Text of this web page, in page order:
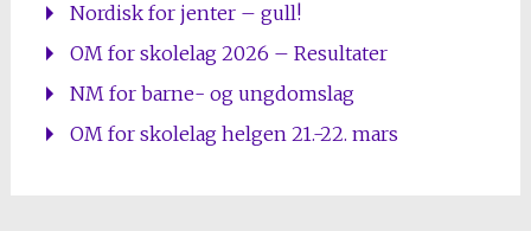
Nordisk for jenter – gull!
OM for skolelag 2026 – Resultater
NM for barne- og ungdomslag
OM for skolelag helgen 21.-22. mars